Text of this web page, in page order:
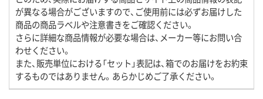
が異なる場合がございますので、ご使用前には必ずお届けした
商品の商品ラベルや注意書きをご確認ください。
さらに詳細な商品情報が必要な場合は、メーカー等にお問い合
わせください。
また、販売単位における「セット」表記は、箱でのお届けをお約束
するものではありません。あらかじめご了承ください。